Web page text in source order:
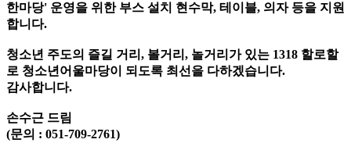
한마당' 운영을 위한 부스 설치 현수막, 테이블, 의자 등을 지원
합니다.
청소년 주도의 즐길 거리, 볼거리, 놀거리가 있는 1318 할로할
로 청소년어울마당이 되도록 최선을 다하겠습니다.
감사합니다.
손수근 드림
(문의 : 051-709-2761)